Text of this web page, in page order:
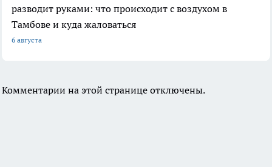
разводит руками: что происходит с воздухом в
Тамбове и куда жаловаться
6 августа
Комментарии на этой странице отключены.